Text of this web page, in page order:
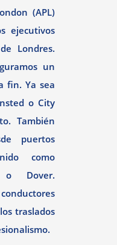
(APL)
ejecutivos
Londres.
un
fin. Ya sea
o City
También
puertos
como
o Dover.
traslados